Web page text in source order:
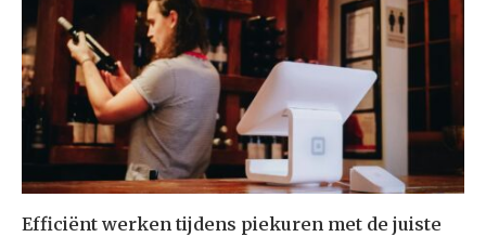
Efficiënt werken tijdens piekuren met de juiste